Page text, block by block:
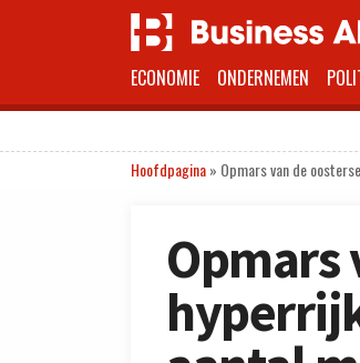
ECONOMIE ONDERNEMEN
Hoofdpagina» Opmars van de
Opmars